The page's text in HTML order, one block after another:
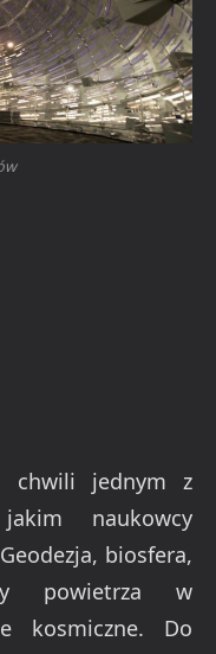
chwili jednym z
naukowcy
biosfera,
powietrza w
kosmiczne. Do